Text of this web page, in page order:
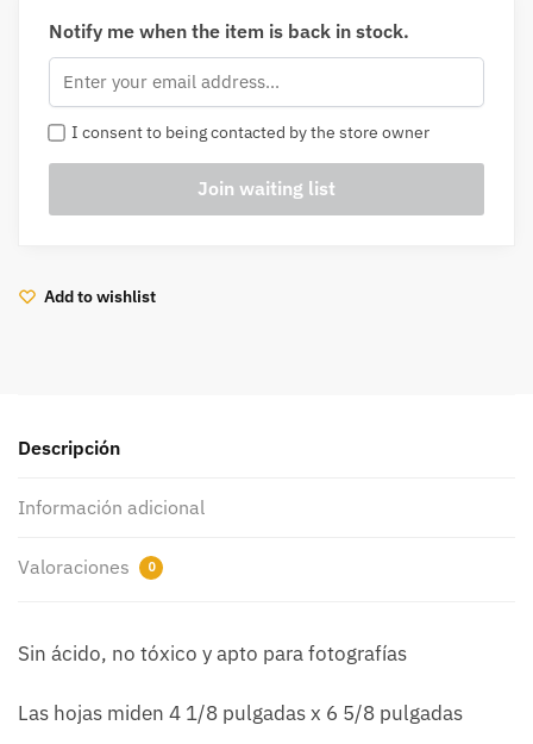
Notify me when the item is back in stock.
I consent to being contacted by the store owner
Add to wishlist
Descripción
Información adicional
Valoraciones 0
Sin ácido, no tóxico y apto para fotografías
Las hojas miden 4 1/8 pulgadas x 6 5/8 pulgadas